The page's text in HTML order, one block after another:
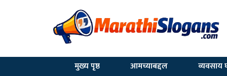
मुख्य पृष्ठ आमच्याबद्दल व्यवसाय